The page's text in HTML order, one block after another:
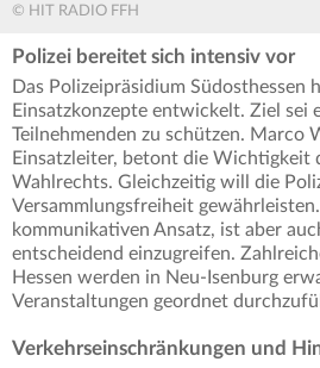
© HIT RADIO FFH
Polizei bereitet sich intensiv vor
Das Polizeipräsidium Südosthessen
Einsatzkonzepte entwickelt. Ziel sei
Teilnehmenden zu schützen. Marco
Einsatzleiter, betont die Wichtigkeit
Wahlrechts. Gleichzeitig will die
Versammlungsfreiheit
kommunikativen Ansatz, ist aber
entscheidend einzugreifen.
Hessen werden in Neu-Isenburg
Veranstaltungen geordnet
Verkehrseinschränkungen und